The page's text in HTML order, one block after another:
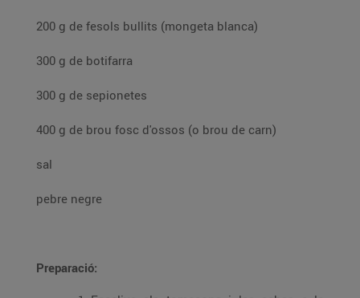
200 g de fesols bullits (mongeta blanca)
300 g de botifarra
300 g de sepionetes
400 g de brou fosc d'ossos (o brou de carn)
sal
pebre negre
Preparació: